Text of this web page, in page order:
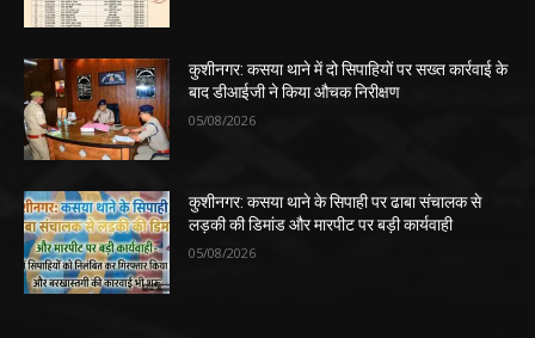
कुशीनगर: कसया थाने में दो सिपाहियों पर सख्त कार्रवाई के
बाद डीआईजी ने किया औचक निरीक्षण
05/08/2026
कुशीनगर: कसया थाने के सिपाही पर ढाबा संचालक से
लड़की की डिमांड और मारपीट पर बड़ी कार्यवाही
05/08/2026